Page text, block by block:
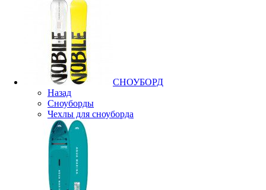
СНОУБОРД
Назад
Сноуборды
Чехлы для сноуборда